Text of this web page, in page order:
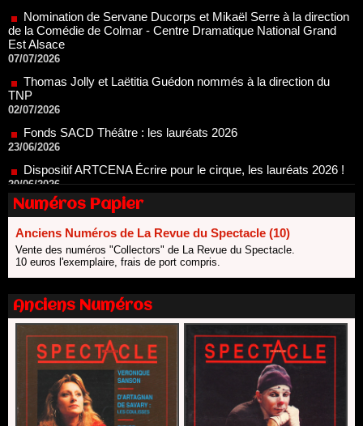
Thomas Jolly et Laëtitia Guédon nommés à la direction du
TNP
02/07/2026
Fonds SACD Théâtre : les lauréats 2026
23/06/2026
Dispositif ARTCENA Écrire pour le cirque, les lauréats 2026 !
20/06/2026
Le palmarès des prix SACD 2026
18/06/2026
Les 10 lauréats du Fonds Grandes Formes Théâtre 2026
SACD
13/06/2026
Nomination de Nathalie Garraud et Olivier Saccomano à la
direction du Théâtre de Gennevilliers - CDN
Dispositif SACD Auteurs d'espaces : les lauréats 2026
18/03/2026
Numéros Papier
Anciens Numéros de La Revue du Spectacle (10)
Vente des numéros "Collectors" de La Revue du Spectacle.
10 euros l'exemplaire, frais de port compris.
Anciens Numéros